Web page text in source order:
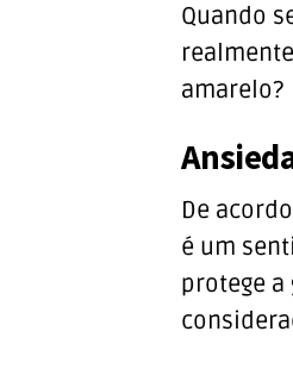
Quando
realmente
amarelo?
De
é um
protege a